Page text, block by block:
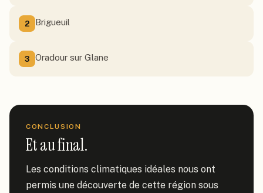
2 Brigueuil
3 Oradour sur Glane
CONCLUSION
Et au final.
Les conditions climatiques idéales nous ont
permis une découverte de cette région sous